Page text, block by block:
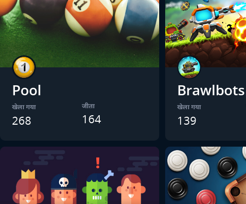
Pool
खेला गया
268
जीता
164
Brawlbots
खेला गया
139